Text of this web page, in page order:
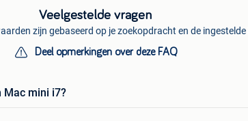
Veelgestelde vragen
zijn gebaseerd op je zoekopdracht en de
Deel opmerkingen over deze FAQ
Mac mini i7?